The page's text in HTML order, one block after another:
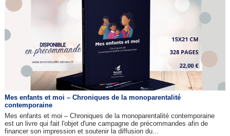
Mes enfants et moi – Chroniques de la monoparentalité
contemporaine
Mes enfants et moi – Chroniques de la monoparentalité contemporaine
est un livre qui fait l'objet d'une campagne de précommandes afin de
financer son impression et soutenir la diffusion du...